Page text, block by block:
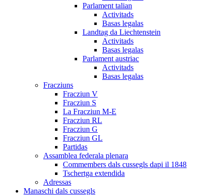
Parlament talian
Activitads
Basas legalas
Landtag da Liechtenstein
Activitads
Basas legalas
Parlament austriac
Activitads
Basas legalas
Fracziuns
Fracziun V
Fracziun S
La Fracziun M-E
Fracziun RL
Fracziun G
Fracziun GL
Partidas
Assamblea federala plenara
Commembers dals cussegls dapi il 1848
Tschertga extendida
Adressas
Manaschi dals cussegls